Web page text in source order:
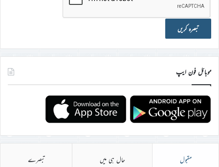
موبائل فون ایپ
مقبول حال ہی میں تبصرے